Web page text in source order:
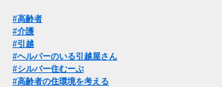
#高齢者
#介護
#引越
#ヘルパーのいる引越屋さん
#シルバー住むーぶ
#高齢者の住環境を考える